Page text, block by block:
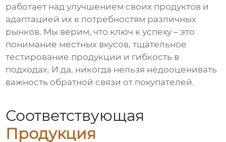
работает над улучшением своих продуктов и
адаптацией их к потребностям различных
рынков. Мы верим, что ключ к успеху – это
понимание местных вкусов, тщательное
тестирование продукции и гибкость в
подходах. И да, никогда нельзя недооценивать
важность обратной связи от покупателей.
Соответствующая
Продукция